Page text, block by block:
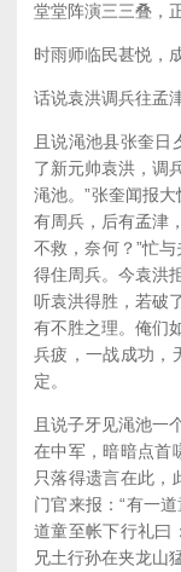
堂堂阵演三三叠，
时雨师临民甚悦，
话说袁洪调兵往孟
且说渑池县张奎日
了新元帅袁洪，调
渑池。”张奎闻报
有周兵，后有孟津
不救，奈何？”忙
得住周兵。今袁洪
听袁洪得胜，若破
有不胜之理。俺们
兵疲，一战成功，
定。
且说子牙见渑池一
在中军，暗暗点首
只落得遗言在此，
门官来报：“有一
道童至帐下行礼曰
兄土行孙在夹龙山